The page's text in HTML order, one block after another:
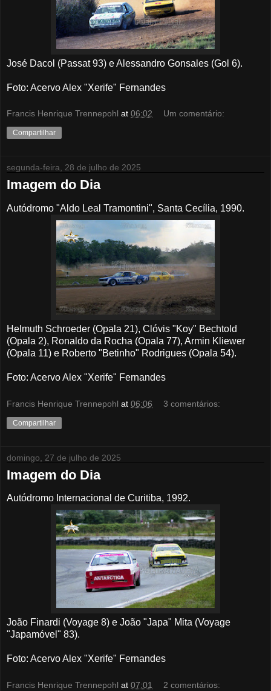
José Dacol (Passat 93) e Alessandro Gonsales (Gol 6).
Foto: Acervo Alex "Xerife" Fernandes
Francis Henrique Trennepohl at 06:02 Um comentário:
Compartilhar
segunda-feira, 28 de julho de 2025
Imagem do Dia
Autódromo "Aldo Leal Tramontini", Santa Cecília, 1990.
Helmuth Schroeder (Opala 21), Clóvis "Koy" Bechtold
(Opala 2), Ronaldo da Rocha (Opala 77), Armin Kliewer
(Opala 11) e Roberto "Betinho" Rodrigues (Opala 54).
Foto: Acervo Alex "Xerife" Fernandes
Francis Henrique Trennepohl at 06:06 3 comentários:
Compartilhar
domingo, 27 de julho de 2025
Imagem do Dia
Autódromo Internacional de Curitiba, 1992.
João Finardi (Voyage 8) e João "Japa" Mita (Voyage
"Japamóvel" 83).
Foto: Acervo Alex "Xerife" Fernandes
Francis Henrique Trennepohl at 07:01 2 comentários: